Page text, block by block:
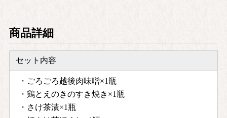
商品詳細
セット内容
・ごろごろ越後肉味噌×1瓶
・鶏とえのきのすき焼き×1瓶
・さけ茶漬×1瓶